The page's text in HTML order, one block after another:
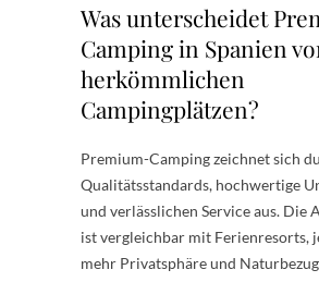
Was unterscheidet
Camping in Spanien
herkömmlichen
Campingplätzen?
Premium-Camping zeichnet sich
Qualitätsstandards, hochwertige
und verlässlichen Service aus. Die
ist vergleichbar mit Ferienresorts,
mehr Privatsphäre und